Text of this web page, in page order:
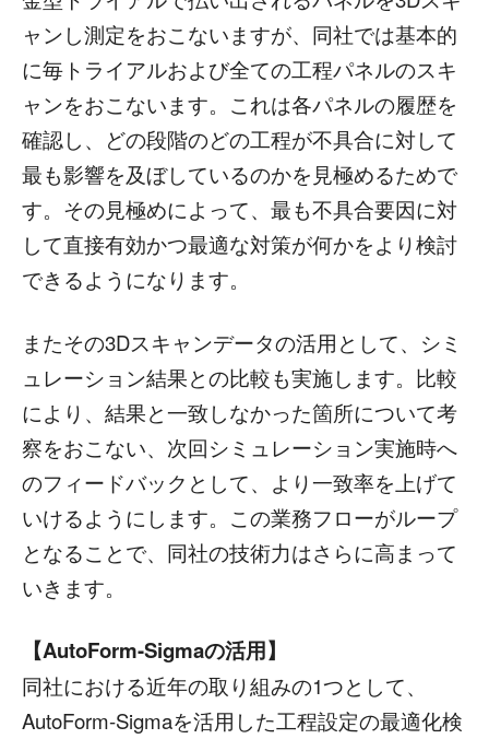
ャンし測定をおこないますが、同社では基本的
に毎トライアルおよび全ての工程パネルのスキ
ャンをおこないます。これは各パネルの履歴を
確認し、どの段階のどの工程が不具合に対して
最も影響を及ぼしているのかを見極めるためで
す。その見極めによって、最も不具合要因に対
して直接有効かつ最適な対策が何かをより検討
できるようになります。
またその3Dスキャンデータの活用として、シミ
ュレーション結果との比較も実施します。比較
により、結果と一致しなかった箇所について考
察をおこない、次回シミュレーション実施時へ
のフィードバックとして、より一致率を上げて
いけるようにします。この業務フローがループ
となることで、同社の技術力はさらに高まって
いきます。
【AutoForm-Sigmaの活用】
同社における近年の取り組みの1つとして、
AutoForm-Sigmaを活用した工程設定の最適化検